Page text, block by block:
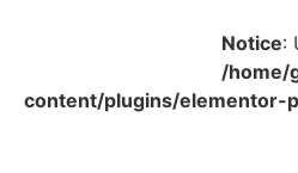
Notice:
/home/
content/plugins/elementor-